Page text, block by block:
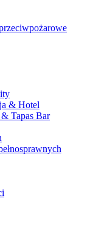
& Hotel
& Tapas Bar